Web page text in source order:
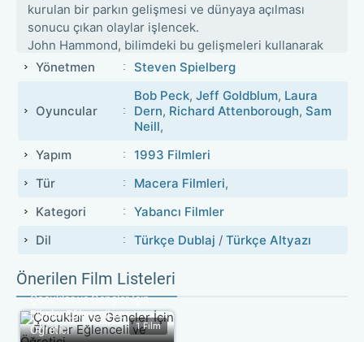
kurulan bir parkın gelişmesi ve dünyaya açılması
sonucu çıkan olaylar işlencek.
John Hammond, bilimdeki bu gelişmeleri kullanarak
bundan çok uzun yıllar önce yaşamış olan dinozorları
hatta devamlı bir şekilde da yaşamakta olduğu bir
park kurmuştur. İki torunuyla bilrikte 4 kişiyi bu parka
yani Jurassic Park’a davet eder ve onları parkta bir
çeşit tanıtım gezisine çıkartır. Ancak herşeyin
Parkın çalışanlarından bir tanesi, dinozor
embriyolarını almaya çalışır. Bu sebeple kritik
güvenlik sistemleri kapatılır. Güvenlik sistemlerinin
kapatılmasıyla beraber dinozorlar serbest kalmıştır.
dinozorlar varken ve bu adada kalmış olan insanlar
da varken; Bir çeşit eğlence yeri ve gezi parkı olarak
kurulmuş olan bu park anında bir kabusa dönüşür.
Artık hayatta kalma yarışı vermesi gereken John
Yönetmen Steven Spielberg
Oyuncular
Bob Peck, Jeff Goldblum, Laura
Dern, Richard Attenborough, Sam
Neill,
Yapım
1993 Filmleri
Tür
Macera Filmleri,
Kategori
Yabancı Filmler
Dil
Türkçe Dublaj / Türkçe Altyazı
Önerilen Film Listeleri
Çocuklar ve Gençler İçin
Filmler Eğlenceli ve
Öğretici
1 Film